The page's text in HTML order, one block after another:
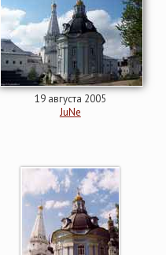
19 августа 2005
JuNe